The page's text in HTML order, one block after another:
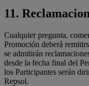
11.
Cualquier pregunta,
Promoción deberá
se admitirán
desde la fecha final del
los Participantes serán
Repsol.